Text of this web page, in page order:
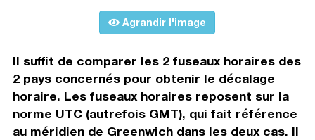
Agrandir l'image
Il suffit de comparer les 2 fuseaux horaires des
2 pays concernés pour obtenir le décalage
horaire. Les fuseaux horaires reposent sur la
norme UTC (autrefois GMT), qui fait référence
au méridien de Greenwich dans les deux cas. Il